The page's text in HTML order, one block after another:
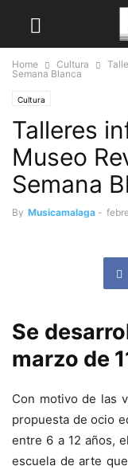
Home Cultura
Semana Blanca
Cultura
Talleres
Museo
Semana
By Musicamalaga -
Se
marzo de
Con motivo de las
propuesta de ocio
entre 6 a 12 años,
escuela de arte